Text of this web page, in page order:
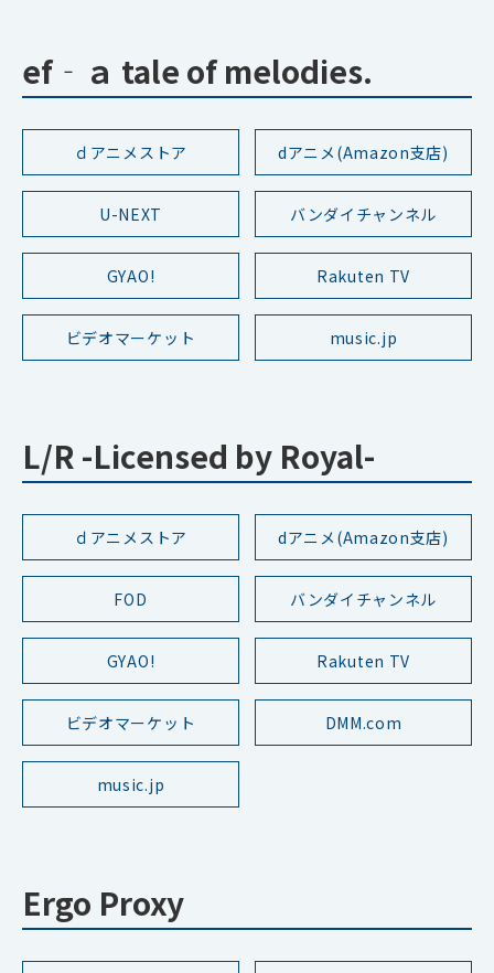
ef‐ａ tale of melodies.
ｄアニメストア dアニメ(Amazon支店)
U-NEXT バンダイチャンネル
GYAO! Rakuten TV
ビデオマーケット music.jp
L/R -Licensed by Royal-
ｄアニメストア dアニメ(Amazon支店)
FOD バンダイチャンネル
GYAO! Rakuten TV
ビデオマーケット DMM.com
music.jp
Ergo Proxy